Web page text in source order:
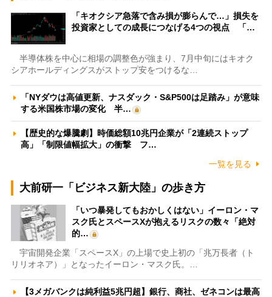
「キオクシア急落で含み損が膨らんで…」損失を
投資家としての成長につなげる4つの視点 「…
半導体株を中心に相場の調整色が強まり、7月中旬にはキオク
シアホールディングスがストップ安をつけるな…
「NYダウは高値更新、ナスダック・S&P500は足踏み」が意味
する米国株市場の変化 半…
【歴史的な爆騰劇】時価総額10兆円企業が「2連続ストップ
高」「制限値幅拡大」の衝撃 フ…
一覧を見る
大前研一「ビジネス新大陸」の歩き方
「いつ暴発してもおかしくはない」イーロン・マ
スク氏とスペースXが抱えるリスクの数々「絶対
的…
宇宙開発企業「スペースX」の上場で史上初の「兆万長者（ト
リリオネア）」となったイーロン・マスク氏。…
【3メガバンクは純利益5兆円超】銀行、商社、ゼネコンは最高